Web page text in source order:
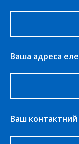
Ваша адреса
Ваш